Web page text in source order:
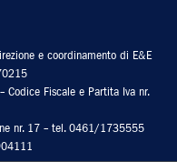
e coordinamento di E&E
Codice Fiscale e Partita Iva nr.
nr. 17 – tel. 0461/1735555